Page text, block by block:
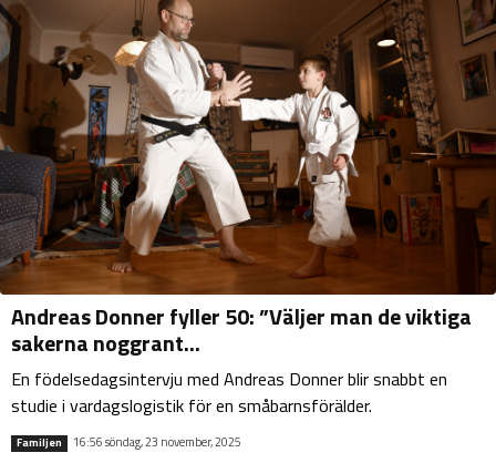
Andreas Donner fyller 50: ”Väljer man de viktiga
sakerna noggrant...
En födelsedagsintervju med Andreas Donner blir snabbt en
studie i vardagslogistik för en småbarnsförälder.
Familjen 16:56 söndag, 23 november, 2025